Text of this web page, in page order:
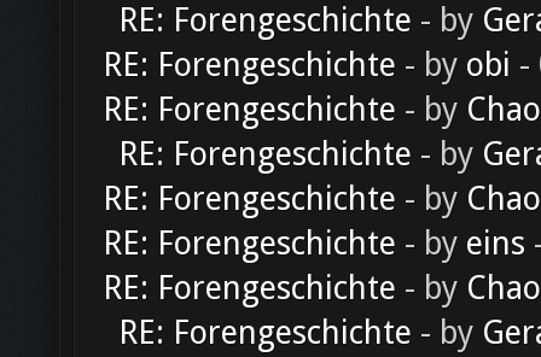
RE: Forengeschichte - by
RE: Forengeschichte - by obi -
RE: Forengeschichte - by
RE: Forengeschichte - by
RE: Forengeschichte - by
RE: Forengeschichte - by eins
RE: Forengeschichte - by
RE: Forengeschichte - by